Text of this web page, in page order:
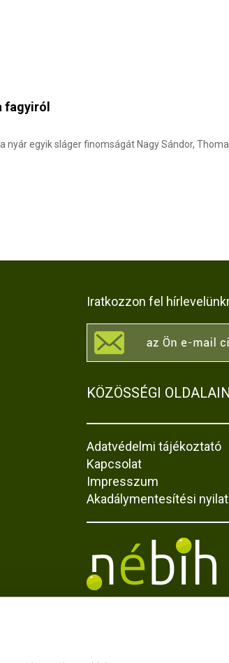
fagyiról
nyár egyik sláger finomságát Nagy Sándor,
Iratkozzon fel
KÖZÖSSÉGI
Adatvédelmi tájékoztató
Kapcsolat
Impresszum
Akadálymentesítési